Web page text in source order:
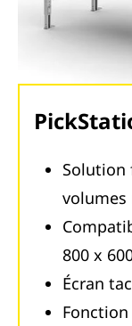
Solution
volumes
800 x
Écran